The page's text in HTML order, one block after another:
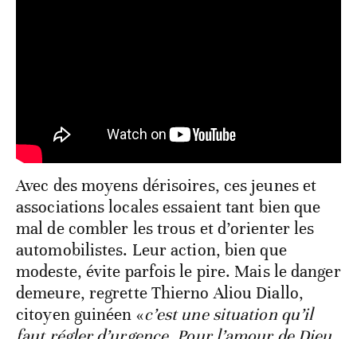
Avec des moyens dérisoires, ces jeunes et
associations locales essaient tant bien que
mal de combler les trous et d’orienter les
automobilistes. Leur action, bien que
modeste, évite parfois le pire. Mais le danger
demeure, regrette Thierno Aliou Diallo,
citoyen guinéen «c’est une situation qu’il